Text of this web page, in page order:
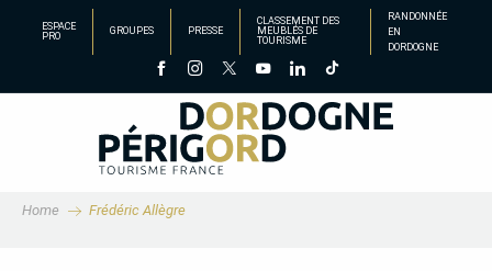
principal
ESPACE
PRO
GROUPES PRESSE
CLASSEMENT DES
MEUBLÉS DE
TOURISME
RANDONNÉE
EN
DORDOGNE
Home Frédéric Allègre